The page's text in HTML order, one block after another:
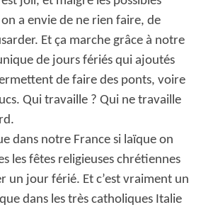
a envie de ne rien faire, de
Et ça marche grâce à notre
de jours fériés qui ajoutés
de faire des ponts, voire
Qui travaille ? Qui ne travaille
dans notre France si laïque on
les fêtes religieuses chrétiennes
un jour férié. Et c’est vraiment un
dans les très catholiques Italie